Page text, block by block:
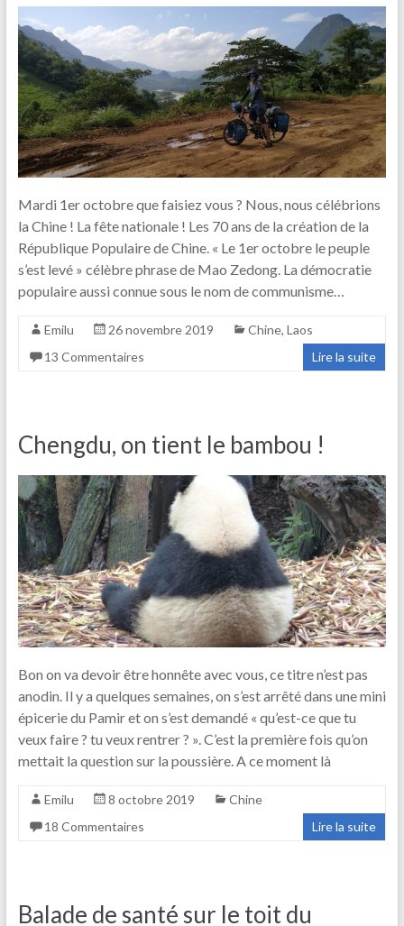
Mardi 1er octobre que faisiez vous ? Nous, nous célébrions
la Chine ! La fête nationale ! Les 70 ans de la création de la
République Populaire de Chine. « Le 1er octobre le peuple
s’est levé » célèbre phrase de Mao Zedong. La démocratie
populaire aussi connue sous le nom de communisme…
Emilu 26 novembre 2019 Chine, Laos
13 Commentaires
Lire la suite
Chengdu, on tient le bambou !
Bon on va devoir être honnête avec vous, ce titre n’est pas
anodin. Il y a quelques semaines, on s’est arrêté dans une mini
épicerie du Pamir et on s’est demandé « qu’est-ce que tu
veux faire ? tu veux rentrer ? ». C’est la première fois qu’on
mettait la question sur la poussière. A ce moment là
Emilu 8 octobre 2019
Chine
18 Commentaires
Lire la suite
Balade de santé sur le toit du